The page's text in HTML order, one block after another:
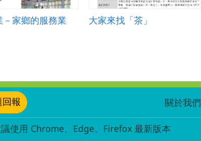
家鄉的服務業 大家來找「茶」
報 關於我們
使用 Chrome、Edge、Firefox 最新版本